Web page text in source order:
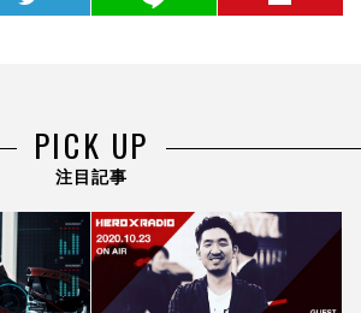
PICK UP
注目記事